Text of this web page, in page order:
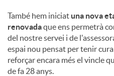
També hem iniciat una nova
renovadaque ens permetrà
del nostre servei i de
espai nou pensat per tenir
reforçar encara més el vincle
de fa 28 anys.